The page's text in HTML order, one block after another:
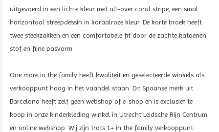
uitgevoerd in een lichte kleur met all-over coral stripe, een smal
horizontaal streepdessin in koraalroze kleur. De korte broek heeft
twee steekzakken en een comfortabele fit door de zachte katoenen
stof en fijne pasvorm.
One more in the family heeft kwaliteit en geselecteerde winkels als
verkooppunt hoog in het vaandel staan. Dit Spaanse merk uit
Barcelona heeft zelf geen webshop of e-shop en is exclusief te
koop in onze kinderkleding winkel in Utrecht Leidsche Rijn Centrum
en online webshop. Wij zijn trots 1+ in the family verkooppunt.